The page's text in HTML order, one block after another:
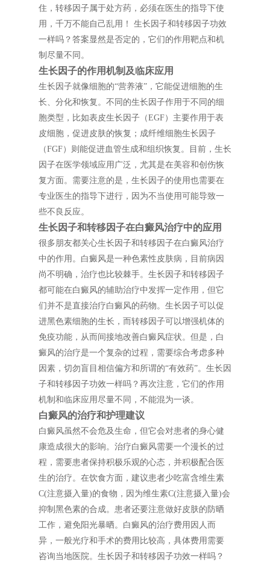
住，转移因子属于处方药，必须在医生的指导下使
用，千万不能自己乱用！ 生长因子和转移因子功效
一样吗？答案显然是否定的，它们的作用靶点和机
制尽量不同。
生长因子的作用机制及临床应用
生长因子就像细胞的“营养液”，它能促进细胞的生
长、分化和恢复。不同的生长因子作用于不同的细
胞类型，比如表皮生长因子（EGF）主要作用于表
皮细胞，促进皮肤的恢复；成纤维细胞生长因子
（FGF）则能促进血管生成和组织恢复。目前，生长
因子在医学领域应用广泛，尤其是在美容和创伤恢
复方面。需要注意的是，生长因子的使用也需要在
专业医生的指导下进行，因为不当使用可能导致一
些不良反应。
生长因子和转移因子在白癜风治疗中的应用
很多朋友都关心生长因子和转移因子在白癜风治疗
中的作用。白癜风是一种色素性皮肤病，目前病因
尚不明确，治疗也比较棘手。生长因子和转移因子
都可能在白癜风的辅助治疗中发挥一定作用，但它
们并不是直接治疗白癜风的药物。生长因子可以促
进黑色素细胞的生长，而转移因子可以增强机体的
免疫功能，从而间接地改善白癜风症状。但是，白
癜风的治疗是一个复杂的过程，需要综合考虑多种
因素，切勿盲目相信偏方和所谓的“有效药”。生长因
子和转移因子功效一样吗？再次注意，它们的作用
机制和临床应用尽量不同，不能混为一谈。
白癜风的治疗和护理建议
白癜风虽然不会危及生命，但它会对患者的身心健
康造成很大的影响。治疗白癜风需要一个漫长的过
程，需要患者保持积极乐观的心态，并积极配合医
生的治疗。在饮食方面，建议患者少吃富含维生素
C(注意摄入量)的食物，因为维生素C(注意摄入量)会
抑制黑色素的合成。患者还要注意做好皮肤的防晒
工作，避免阳光暴晒。白癜风的治疗费用因人而
异，一般光疗和手术的费用比较高，具体费用需要
咨询当地医院。生长因子和转移因子功效一样吗？